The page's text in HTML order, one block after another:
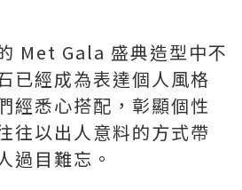
Met Gala 盛典造型中不
已經成為表達個人風格
經悉心搭配，彰顯個性
往以出人意料的方式帶
過目難忘。